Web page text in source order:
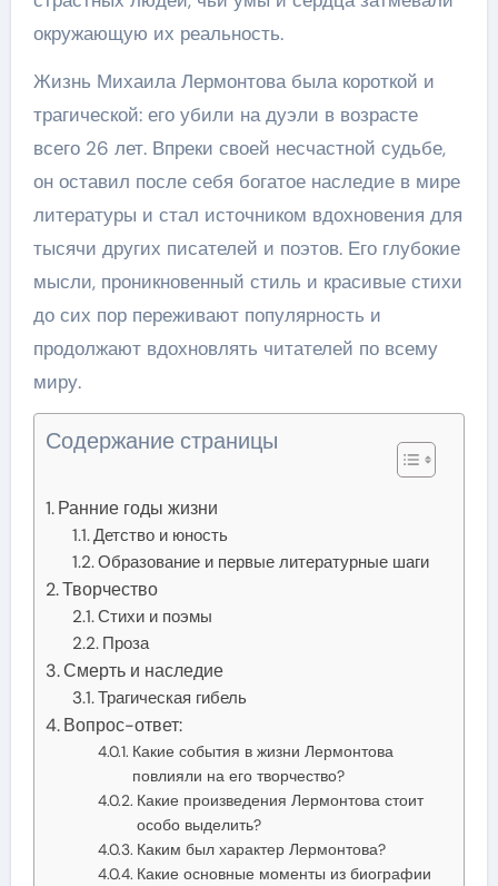
окружающую их реальность.
Жизнь Михаила Лермонтова была короткой и
трагической: его убили на дуэли в возрасте
всего 26 лет. Впреки своей несчастной судьбе,
он оставил после себя богатое наследие в мире
литературы и стал источником вдохновения для
тысячи других писателей и поэтов. Его глубокие
мысли, проникновенный стиль и красивые стихи
до сих пор переживают популярность и
продолжают вдохновлять читателей по всему
миру.
Содержание страницы
Ранние годы жизни
Детство и юность
Образование и первые литературные шаги
Творчество
Стихи и поэмы
Проза
Смерть и наследие
Трагическая гибель
Вопрос-ответ:
Какие события в жизни Лермонтова
повлияли на его творчество?
Какие произведения Лермонтова стоит
особо выделить?
Каким был характер Лермонтова?
Какие основные моменты из биографии